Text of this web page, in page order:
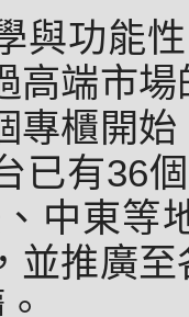
與功能
高端市
專櫃開
已有36
中東等
並推廣